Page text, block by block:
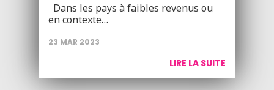
Dans les pays à faibles revenus ou
en contexte…
23 MAR 2023
LIRE LA SUITE